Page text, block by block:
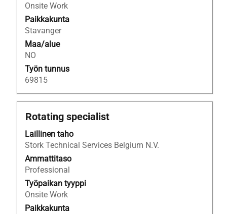
Onsite Work
Paikkakunta
Stavanger
Maa/alue
NO
Työn tunnus
69815
Ammattinimike
Rotating specialist
Laillinen taho
Stork Technical Services Belgium N.V.
Ammattitaso
Professional
Työpaikan tyyppi
Onsite Work
Paikkakunta
Valitse
välilyöntinäppäimellä,
jos
haluat
nähdä
työpaikan
kaikki
tiedot.